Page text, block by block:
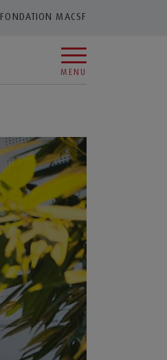
MENU
FONDATION MACSF